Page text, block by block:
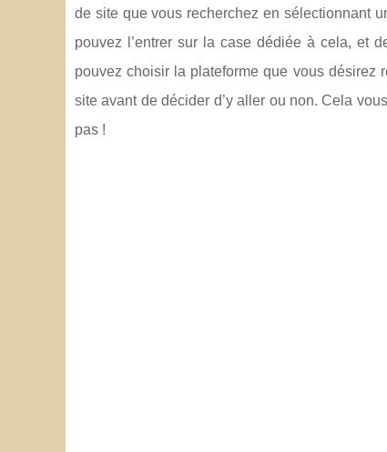
de site que vous recherchez en sélectionnant
pouvez l’entrer sur la case dédiée à cela, et
pouvez choisir la plateforme que vous désirez
site avant de décider d’y aller ou non. Cela
pas !